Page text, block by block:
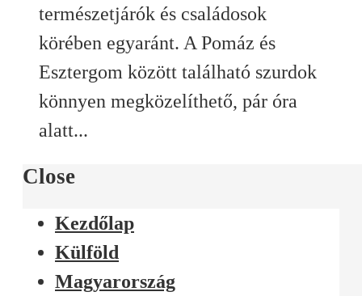
természetjárók és családosok
körében egyaránt. A Pomáz és
Esztergom között található szurdok
könnyen megközelíthető, pár óra
alatt...
Close
Kezdőlap
Külföld
Magyarország